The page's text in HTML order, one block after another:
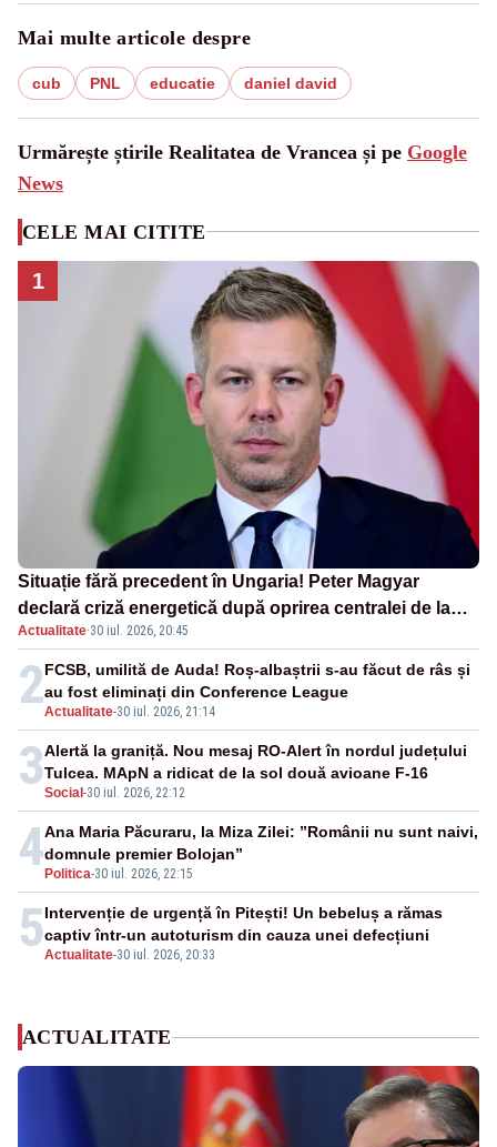
Mai multe articole despre
cub PNL educatie daniel david
Urmărește știrile Realitatea de Vrancea și pe Google
News
CELE MAI CITITE
1
Situație fără precedent în Ungaria! Peter Magyar
declară criză energetică după oprirea centralei de la
Paks
Actualitate·30 iul. 2026, 20:45
2Actualitate-30 iul. 2026, 21:14
FCSB, umilită de Auda! Roș-albaștrii s-au făcut de râs și
au fost eliminați din Conference League
3Social -30 iul. 2026, 22:12
Alertă la graniță. Nou mesaj RO-Alert în nordul județului
Tulcea. MApN a ridicat de la sol două avioane F-16
4 Politica-30 iul. 2026, 22:15
Ana Maria Păcuraru, la Miza Zilei: ”Românii nu sunt naivi,
domnule premier Bolojan”
5Actualitate-30 iul. 2026, 20:33
Intervenție de urgență în Pitești! Un bebeluș a rămas
captiv într-un autoturism din cauza unei defecțiuni
ACTUALITATE